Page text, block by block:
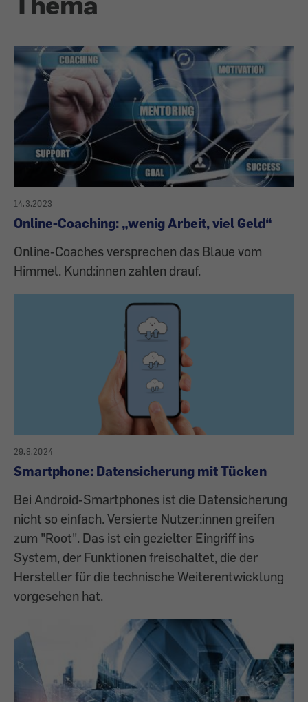
14.3.2023
Online-Coaching: „wenig Arbeit, viel Geld“
Online-Coaches versprechen das Blaue vom
Himmel. Kund:innen zahlen drauf.
29.8.2024
Smartphone: Datensicherung mit Tücken
Bei Android-Smartphones ist die Datensicherung
nicht so einfach. Versierte Nutzer:innen greifen
zum "Root". Das ist ein gezielter Eingriff ins
System, der Funktionen freischaltet, die der
Hersteller für die technische Weiterentwicklung
vorgesehen hat.